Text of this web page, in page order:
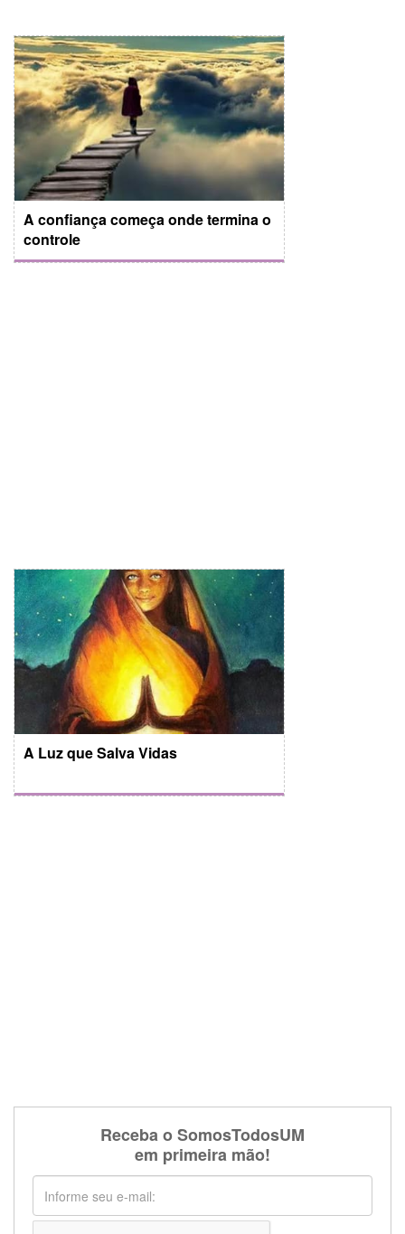
A confiança começa onde termina o
controle
A Luz que Salva Vidas
Receba o SomosTodosUM
em primeira mão!